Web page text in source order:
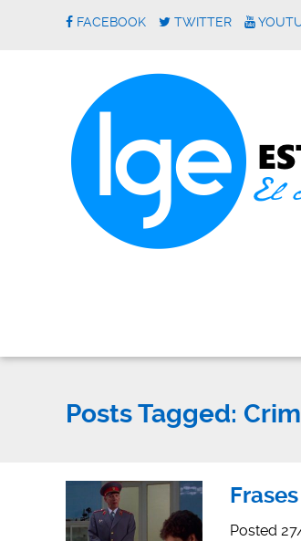
FACEBOOK TWITTER
Posts Tagged:
Posted